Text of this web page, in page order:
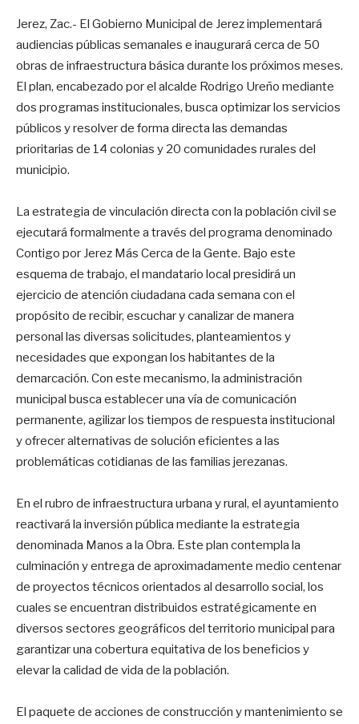
Jerez, Zac.- El Gobierno Municipal de Jerez implementará
audiencias públicas semanales e inaugurará cerca de 50
obras de infraestructura básica durante los próximos meses.
El plan, encabezado por el alcalde Rodrigo Ureño mediante
dos programas institucionales, busca optimizar los servicios
públicos y resolver de forma directa las demandas
prioritarias de 14 colonias y 20 comunidades rurales del
municipio.
La estrategia de vinculación directa con la población civil se
ejecutará formalmente a través del programa denominado
Contigo por Jerez Más Cerca de la Gente. Bajo este
esquema de trabajo, el mandatario local presidirá un
ejercicio de atención ciudadana cada semana con el
propósito de recibir, escuchar y canalizar de manera
personal las diversas solicitudes, planteamientos y
necesidades que expongan los habitantes de la
demarcación. Con este mecanismo, la administración
municipal busca establecer una vía de comunicación
permanente, agilizar los tiempos de respuesta institucional
y ofrecer alternativas de solución eficientes a las
problemáticas cotidianas de las familias jerezanas.
En el rubro de infraestructura urbana y rural, el ayuntamiento
reactivará la inversión pública mediante la estrategia
denominada Manos a la Obra. Este plan contempla la
culminación y entrega de aproximadamente medio centenar
de proyectos técnicos orientados al desarrollo social, los
cuales se encuentran distribuidos estratégicamente en
diversos sectores geográficos del territorio municipal para
garantizar una cobertura equitativa de los beneficios y
elevar la calidad de vida de la población.
El paquete de acciones de construcción y mantenimiento se